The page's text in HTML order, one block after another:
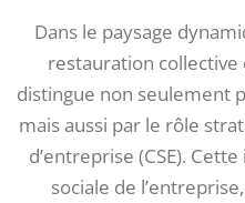
Dans le paysage
restauration collective
distingue non seulement
mais aussi par le rôle
d’entreprise (CSE).
sociale de